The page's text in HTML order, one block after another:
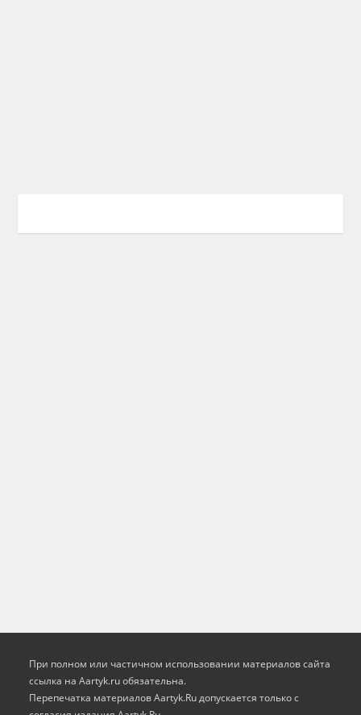
При полном или частичном использовании материалов сайта
ссылка на Aartyk.ru oбязательна.
Перепечатка материалов Aartyk.Ru допускается только с